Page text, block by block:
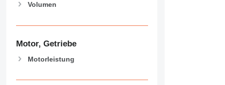
Volumen
Motor, Getriebe
Motorleistung